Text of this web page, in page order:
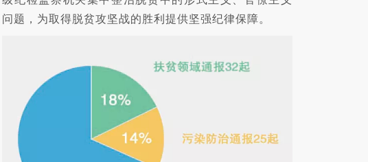
问题，为取得脱贫攻坚战的胜利提供坚强纪律保障。